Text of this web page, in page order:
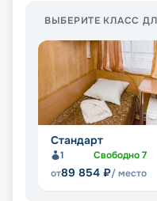
ВЫБЕРИТЕ КЛАСС
Стандарт
1 Свободно7
от89 854 ₽/ место